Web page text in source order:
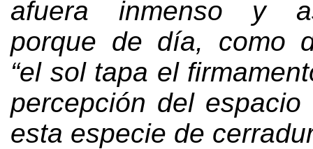
afuera inmenso y
porque de día, como
“el sol tapa el
percepción del espacio
esta especie de